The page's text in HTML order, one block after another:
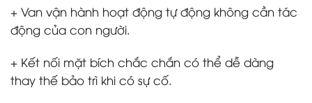
+ Van vận hành hoạt động tự động không cần tác
động của con người.
+ Kết nối mặt bích chắc chắn có thể dễ dàng
thay thế bảo trì khi có sự cố.